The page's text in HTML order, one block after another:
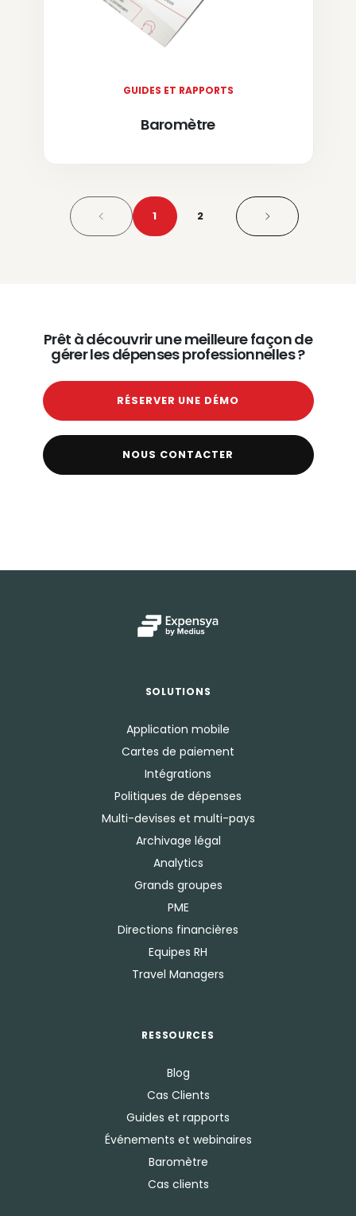
GUIDES ET RAPPORTS
Baromètre
1 2
Prêt à découvrir une meilleure façon de
gérer les dépenses professionnelles ?
RÉSERVER UNE DÉMO
NOUS CONTACTER
SOLUTIONS
Application mobile
Cartes de paiement
Intégrations
Politiques de dépenses
Multi-devises et multi-pays
Archivage légal
Analytics
Grands groupes
PME
Directions financières
Equipes RH
Travel Managers
RESSOURCES
Blog
Cas Clients
Guides et rapports
Événements et webinaires
Baromètre
Cas clients